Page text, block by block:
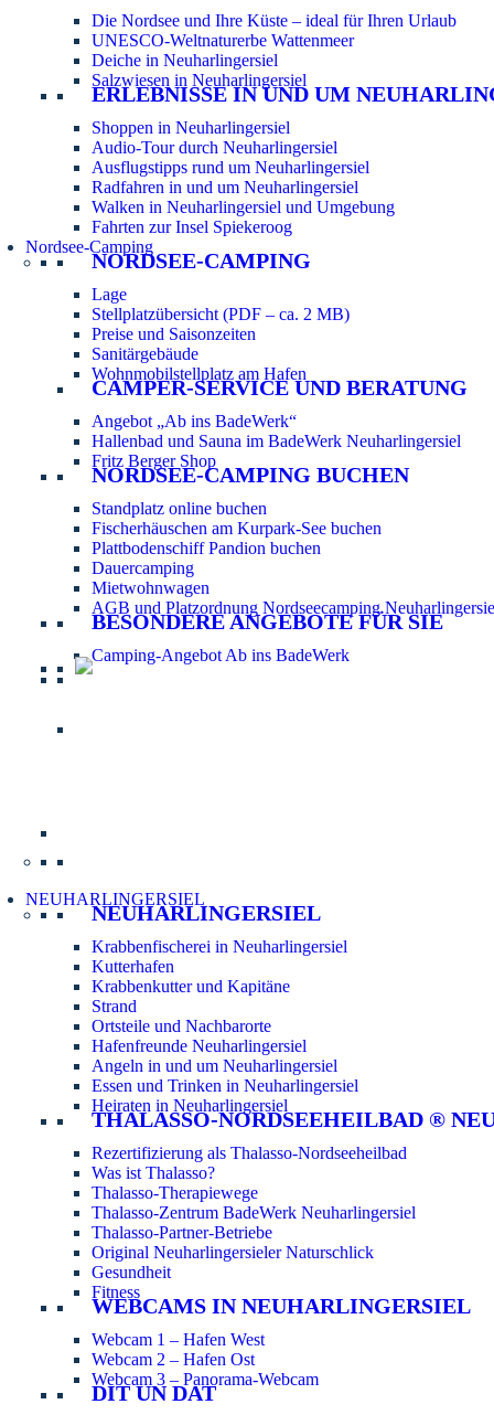
Die Nordsee und Ihre Küste – ideal für Ihren Urlaub
UNESCO-Weltnaturerbe Wattenmeer
Deiche in Neuharlingersiel
Salzwiesen in Neuharlingersiel
ERLEBNISSE IN UND UM
Shoppen in Neuharlingersiel
Audio-Tour durch Neuharlingersiel
Ausflugstipps rund um Neuharlingersiel
Radfahren in und um Neuharlingersiel
Walken in Neuharlingersiel und Umgebung
Fahrten zur Insel Spiekeroog
Nordsee-Camping
NORDSEE-CAMPING
Lage
Stellplatzübersicht (PDF – ca. 2 MB)
Preise und Saisonzeiten
Sanitärgebäude
Wohnmobilstellplatz am Hafen
CAMPER-SERVICE UND BERATUNG
Angebot „Ab ins BadeWerk“
Hallenbad und Sauna im BadeWerk Neuharlingersiel
Fritz Berger Shop
NORDSEE-CAMPING BUCHEN
Standplatz online buchen
Fischerhäuschen am Kurpark-See buchen
Plattbodenschiff Pandion buchen
Dauercamping
Mietwohnwagen
AGB und Platzordnung Nordseecamping
BESONDERE ANGEBOTE FÜR SIE
Camping-Angebot Ab ins BadeWerk
NEUHARLINGERSIEL
NEUHARLINGERSIEL
Krabbenfischerei in Neuharlingersiel
Kutterhafen
Krabbenkutter und Kapitäne
Strand
Ortsteile und Nachbarorte
Hafenfreunde Neuharlingersiel
Angeln in und um Neuharlingersiel
Essen und Trinken in Neuharlingersiel
Heiraten in Neuharlingersiel
THALASSO-NORDSEEHEILBAD ®
Rezertifizierung als Thalasso-Nordseeheilbad
Was ist Thalasso?
Thalasso-Therapiewege
Thalasso-Zentrum BadeWerk Neuharlingersiel
Thalasso-Partner-Betriebe
Original Neuharlingersieler Naturschlick
Gesundheit
Fitness
WEBCAMS IN NEUHARLINGERSIEL
Webcam 1 – Hafen West
Webcam 2 – Hafen Ost
Webcam 3 – Panorama-Webcam
DIT UN DAT